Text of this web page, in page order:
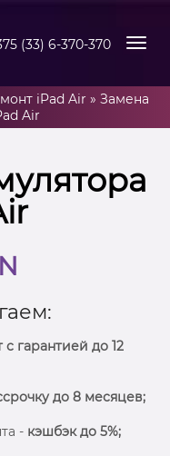
(33) 6-370-370
iPad Air » Замена
Air
с гарантией до 12
до 8 месяцев;
- кэшбэк до 5%;